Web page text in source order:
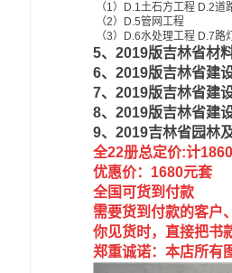
（1）D.1土石方工程 D.2
（2）D.5管网工程
（3）D.6水处理工程 D.7路
5、2019版吉林省材
6、2019版吉林省建
7、2019版吉林省建
8、2019版吉林省建
9、2019吉林省园林
全22册总定价:计
优惠价：1680元套
全国可货到付款
需要货到付款的客户
你见货时，直接把书
郑重诚诺：本店所有